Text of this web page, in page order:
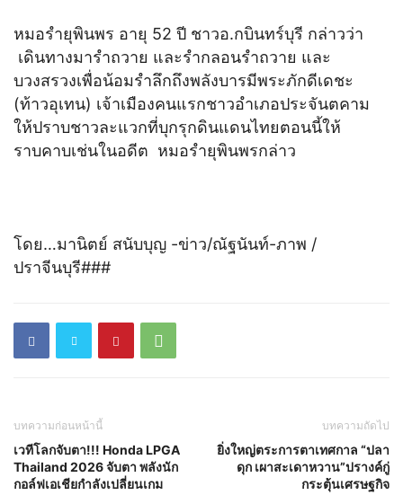
หมอรำยุพินพร อายุ 52 ปี ชาวอ.กบินทร์บุรี กล่าวว่า
เดินทางมารำถวาย และรำกลอนรำถวาย และ
บวงสรวงเพื่อน้อมรำลึกถึงพลังบารมีพระภักดีเดชะ
(ท้าวอุเทน) เจ้าเมืองคนแรกชาวอำเภอประจันตคาม
ให้ปราบชาวละแวกที่บุกรุกดินแดนไทยตอนนี้ให้
ราบคาบเช่นในอดีต หมอรำยุพินพรกล่าว
โดย…มานิตย์ สนับบุญ -ข่าว/ณัฐนันท์-ภาพ /
ปราจีนบุรี###
บทความก่อนหน้านี้
เวทีโลกจับตา!!! Honda LPGA
Thailand 2026 จับตา พลังนัก
กอล์ฟเอเชียกำลังเปลี่ยนเกม
บทความถัดไป
ยิ่งใหญ่ตระการตาเทศกาล “ปลา
ดุก เผาสะเดาหวาน”ปรางค์กู่
กระตุ้นเศรษฐกิจ